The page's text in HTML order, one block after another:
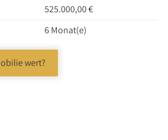
525.000,00 €
6 Monat(e)
wert?